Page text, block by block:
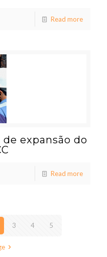
Read more
expansão do
Read more
3 4 5